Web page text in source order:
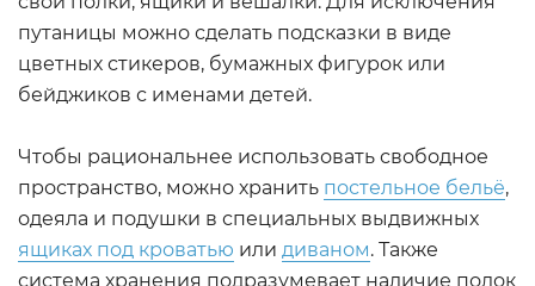
путаницы можно сделать подсказки в виде
цветных стикеров, бумажных фигурок или
бейджиков с именами детей.
Чтобы рациональнее использовать свободное
пространство, можно хранить постельное бельё,
одеяла и подушки в специальных выдвижных
ящиках под кроватью или диваном. Также
система хранения подразумевает наличие полок